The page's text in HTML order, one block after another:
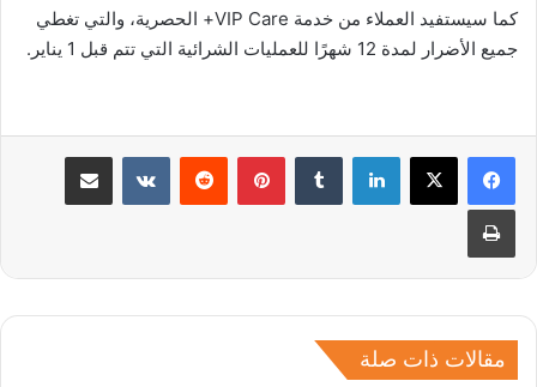
كما سيستفيد العملاء من خدمة VIP Care+ الحصرية، والتي تغطي
جميع الأضرار لمدة 12 شهرًا للعمليات الشرائية التي تتم قبل 1 يناير.
لينكدإن بينتيريست مشاركة عبر البريد
طباعة
مقالات ذات صلة